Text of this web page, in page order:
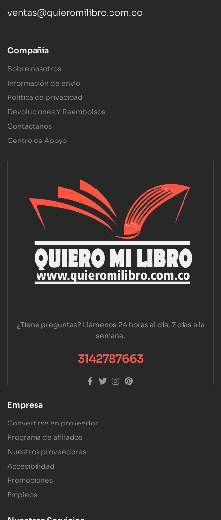
ventas@quieromilibro.com.co
Compañía
Sobre nosotros
Información de envío
Política de privacidad
Devoluciones Y Reembolsos
Contáctanos
Centro de Apoyo
¿Tiene preguntas? Llámenos 24 horas al día, 7 días a la
semana.
3142787663
Empresa
Convertirse en proveedor
Programa de afiliados
Nuestros proveedores
Accesibilidad
Promociones
Empleos